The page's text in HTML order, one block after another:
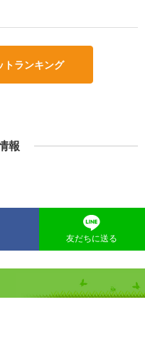
トランキング
報
友だちに送る